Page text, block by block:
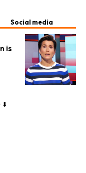
Social media
is
⬇️